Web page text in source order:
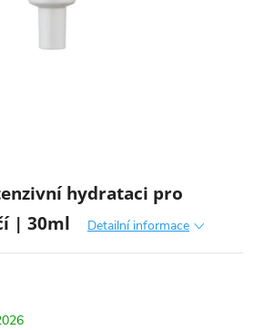
hydrataci pro
| 30ml
Detailní informace